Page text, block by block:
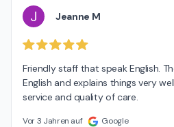
J Jeanne M
Friendly staff that speak English.
English and explains things very
service and quality of care.
Vor 3 Jahren auf Google